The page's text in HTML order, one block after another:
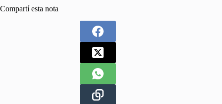
Compartí esta nota